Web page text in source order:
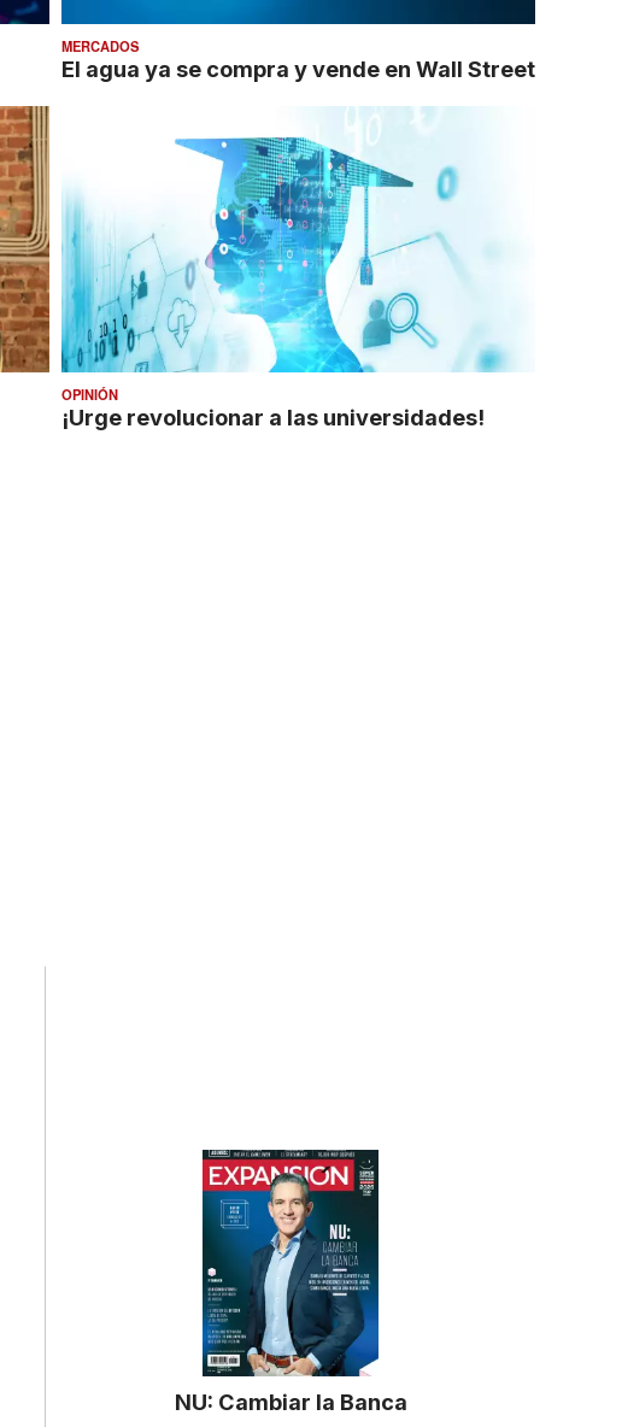
MERCADOS
El agua ya se compra y vende en Wall Street
OPINIÓN
¡Urge revolucionar a las universidades!
NU: Cambiar la Banca